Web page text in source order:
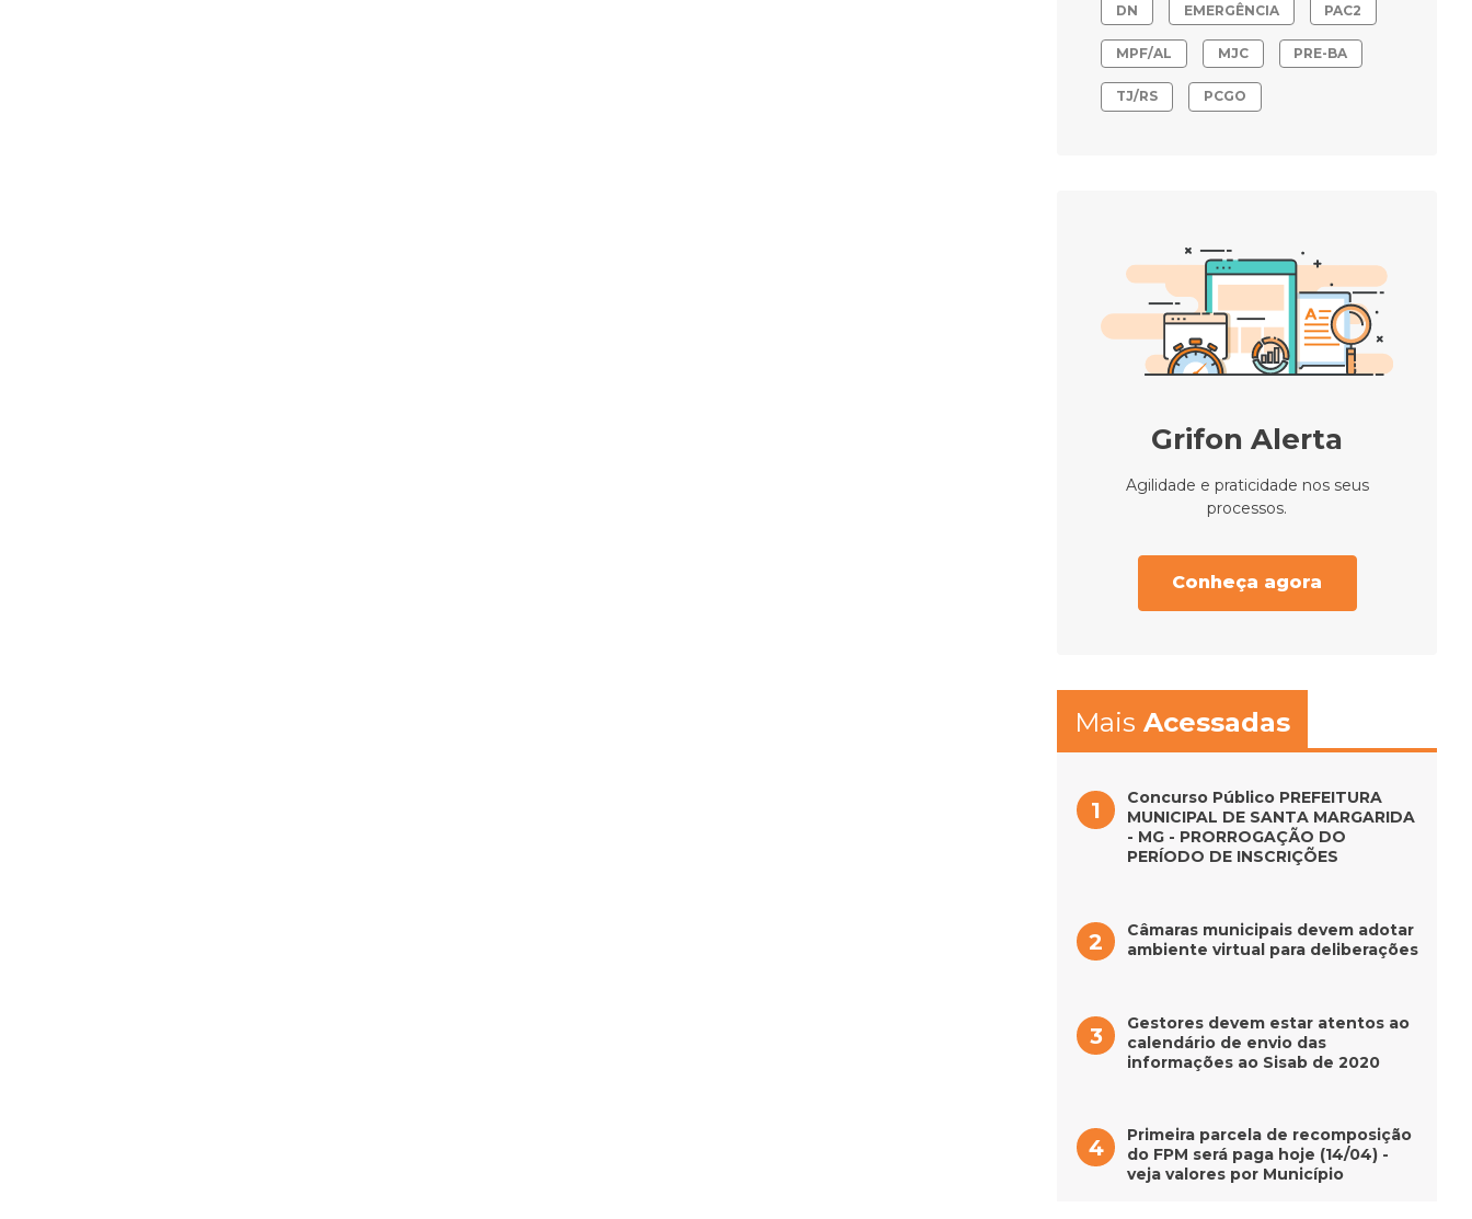
DN EMERGÊNCIA PAC2
MPF/AL MJC PRE-BA
TJ/RS PCGO
Grifon Alerta
Agilidade e praticidade nos seus
processos.
Conheça agora
Mais Acessadas
Concurso Público PREFEITURA
MUNICIPAL DE SANTA MARGARIDA
- MG - PRORROGAÇÃO DO
PERÍODO DE INSCRIÇÕES
Câmaras municipais devem adotar
ambiente virtual para deliberações
Gestores devem estar atentos ao
calendário de envio das
informações ao Sisab de 2020
Primeira parcela de recomposição
do FPM será paga hoje (14/04) -
veja valores por Município